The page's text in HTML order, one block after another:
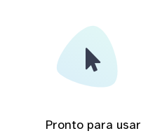
Pronto para usar